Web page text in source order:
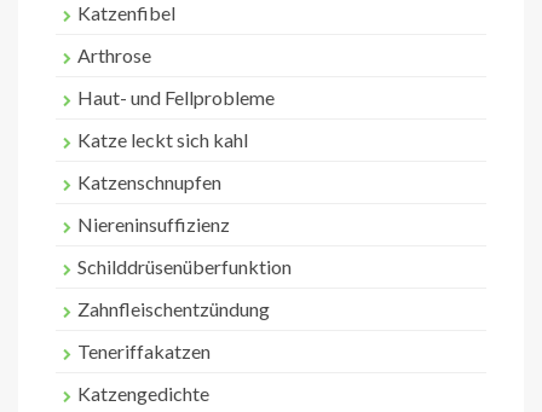
Katzenfibel
Arthrose
Haut- und Fellprobleme
Katze leckt sich kahl
Katzenschnupfen
Niereninsuffizienz
Schilddrüsenüberfunktion
Zahnfleischentzündung
Teneriffakatzen
Katzengedichte